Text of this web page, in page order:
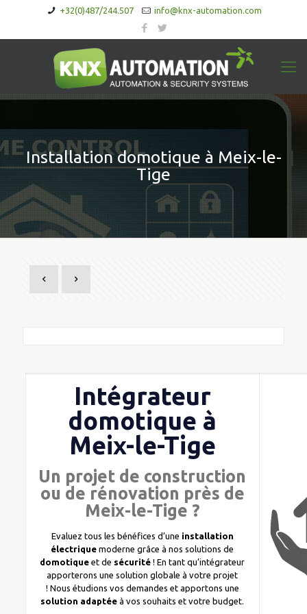
+32(0)487/244.507 info@knx-automation.com
Installation domotique à Meix-le-
Tige
Intégrateur
domotique à
Meix-le-Tige
Un projet de construction
ou de rénovation près de
Meix-le-Tige ?
Evaluez tous les bénéfices d’une installation
électrique moderne grâce à nos solutions de
domotique et de sécurité ! En tant qu’intégrateur
apporterons une solution globale à votre projet
! Nous étudions vos demandes et apportons une
solution adaptéeà vos souhaits et votre budget.